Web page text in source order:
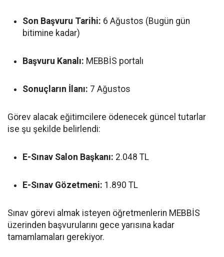
Son Başvuru Tarihi: 6 Ağustos (Bugün gün
bitimine kadar)
Başvuru Kanalı: MEBBİS portalı
Sonuçların İlanı: 7 Ağustos
Görev alacak eğitimcilere ödenecek güncel tutarlar
ise şu şekilde belirlendi:
E-Sınav Salon Başkanı: 2.048 TL
E-Sınav Gözetmeni: 1.890 TL
Sınav görevi almak isteyen öğretmenlerin MEBBİS
üzerinden başvurularını gece yarısına kadar
tamamlamaları gerekiyor.